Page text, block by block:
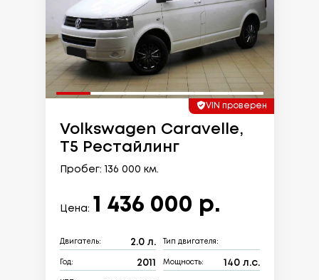
VIN проверен
Volkswagen Caravelle,
T5 Рестайлинг
Пробег: 136 000 км.
Цена: 1 436 000 р.
Двигатель: 2.0 л. Тип двигателя:
Год: 2011 Мощность: 140 л.с.